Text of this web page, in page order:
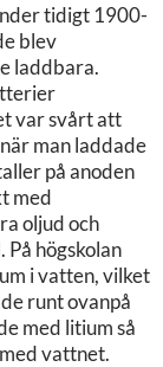
tidigt 1900-
blev
laddbara.
var svårt att
man laddade
på anoden
med
oljud och
högskolan
i vatten, vilket
runt ovanpå
med litium så
vattnet.